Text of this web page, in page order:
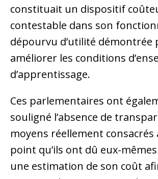
constituait un dispositif
contestable dans son
dépourvu d’utilité démontrée
améliorer les conditions
d’apprentissage.
Ces parlementaires ont
souligné l’absence de
moyens réellement consacrés
point qu’ils ont dû eux-
une estimation de son coût